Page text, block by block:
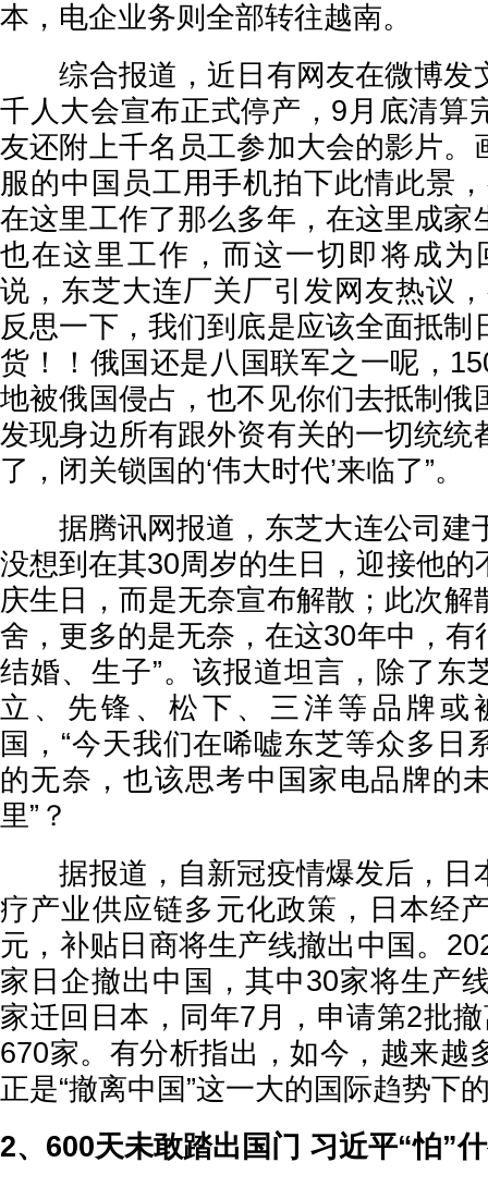
本，电企业务则全部转往越南。
综合报道，近日有网友在微博发
千人大会宣布正式停产，9月底清算
友还附上千名员工参加大会的影片。
服的中国员工用手机拍下此情此景
在这里工作了那么多年，在这里成家
也在这里工作，而这一切即将成为
说，东芝大连厂关厂引发网友热议
反思一下，我们到底是应该全面抵制
货！！俄国还是八国联军之一呢，
地被俄国侵占，也不见你们去抵制俄
发现身边所有跟外资有关的一切统统
了，闭关锁国的‘伟大时代’来临了”。
据腾讯网报道，东芝大连公司建
没想到在其30周岁的生日，迎接他的
庆生日，而是无奈宣布解散；此次解
舍，更多的是无奈，在这30年中，有
结婚、生子”。该报道坦言，除了东
立、先锋、松下、三洋等品牌或
国，“今天我们在唏嘘东芝等众多日
的无奈，也该思考中国家电品牌的
里”？
据报道，自新冠疫情爆发后，日
疗产业供应链多元化政策，日本经
元，补贴日商将生产线撤出中国。
家日企撤出中国，其中30家将生产
家迁回日本，同年7月，申请第2批
670家。有分析指出，如今，越来越
正是“撤离中国”这一大的国际趋势下
2、600天未敢踏出国门 习近平“怕”